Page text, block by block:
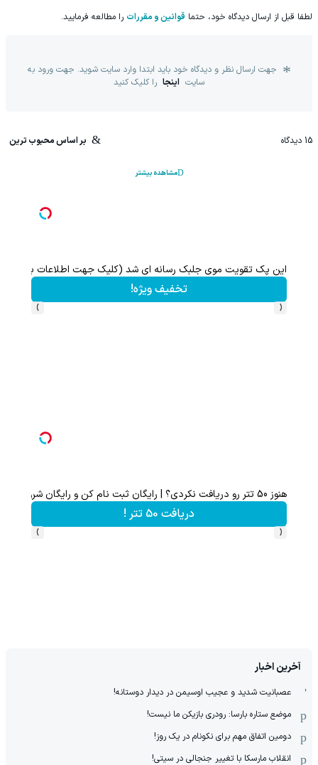
لطفا قبل از ارسال دیدگاه خود، حتما قوانین و مقررات را مطالعه فرمایید.
جهت ارسال نظر و دیدگاه خود باید ابتدا وارد سایت شوید. جهت ورود به
سایت اینجا را کلیک کنید
15 دیدگاه بر اساس محبوب ترین
مشاهده بیشتر
این پک تقویت موی جلبک رسانه ای شد (کلیک جهت اطلاعات بیشتر)
تخفیف ویژه!
‹
›
هنوز 50 تتر رو دریافت نکردی؟ | رایگان ثبت نام کن و رایگان شروع کن!
دریافت 50 تتر !
‹
›
آخرین اخبار
عصبانیت شدید و عجیب اوسیمن در دیدار دوستانه!
موضع ستاره بارسا: رودری بازیکن ما نیست!
دومین اتفاق مهم برای نکونام در یک روز!
انقلاب مارسکا با تغییر جنجالی در سیتی!